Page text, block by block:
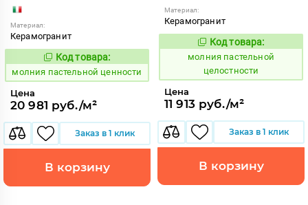
Материал:
Керамогранит
1008742
Код товара:
молния пастельной ценности
Цена
20 981 руб./м²
Заказ в 1 клик
В корзину
Материал:
Керамогранит
1008743
Код товара:
молния пастельной
целостности
Цена
11 913 руб./м²
Заказ в 1 клик
В корзину